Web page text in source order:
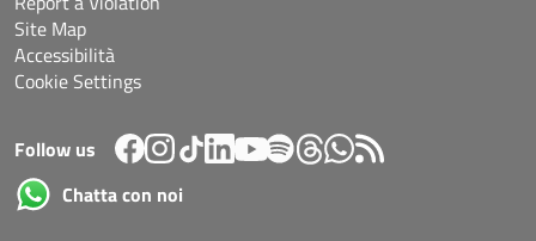
Site Map
Accessibilità
Cookie Settings
Follow us
Chatta con noi